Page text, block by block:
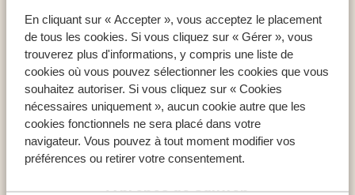
En cliquant sur « Accepter », vous acceptez le placement
de tous les cookies. Si vous cliquez sur « Gérer », vous
trouverez plus d'informations, y compris une liste de
cookies où vous pouvez sélectionner les cookies que vous
souhaitez autoriser. Si vous cliquez sur « Cookies
nécessaires uniquement », aucun cookie autre que les
cookies fonctionnels ne sera placé dans votre
navigateur. Vous pouvez à tout moment modifier vos
préférences ou retirer votre consentement.
Domaines skiables
La Plagne
Les Arcs
Saint-François-Longchamp